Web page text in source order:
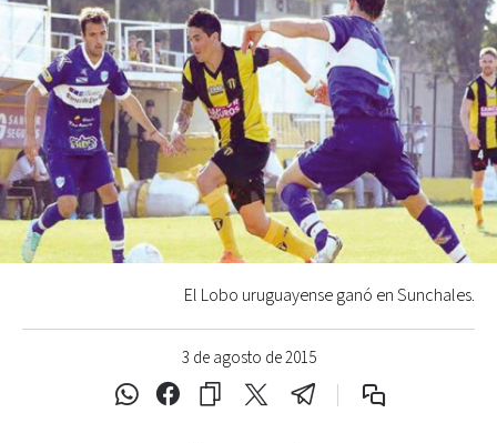
3 de agosto de 2015
El Lobo uruguayense ganó en Sunchales.